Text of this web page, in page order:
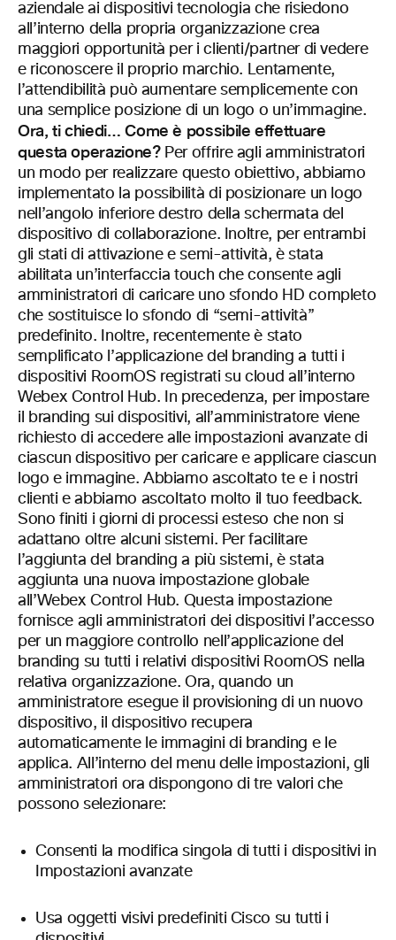
aziendale ai dispositivi tecnologia che risiedono
all’interno della propria organizzazione crea
maggiori opportunità per i clienti/partner di vedere
e riconoscere il proprio marchio. Lentamente,
l’attendibilità può aumentare semplicemente con
una semplice posizione di un logo o un’immagine.
Ora, ti chiedi… Come è possibile effettuare
questa operazione? Per offrire agli amministratori
un modo per realizzare questo obiettivo, abbiamo
implementato la possibilità di posizionare un logo
nell’angolo inferiore destro della schermata del
dispositivo di collaborazione. Inoltre, per entrambi
gli stati di attivazione e semi-attività, è stata
abilitata un’interfaccia touch che consente agli
amministratori di caricare uno sfondo HD completo
che sostituisce lo sfondo di “semi-attività”
predefinito. Inoltre, recentemente è stato
semplificato l’applicazione del branding a tutti i
dispositivi RoomOS registrati su cloud all’interno
Webex Control Hub. In precedenza, per impostare
il branding sui dispositivi, all’amministratore viene
richiesto di accedere alle impostazioni avanzate di
ciascun dispositivo per caricare e applicare ciascun
logo e immagine. Abbiamo ascoltato te e i nostri
clienti e abbiamo ascoltato molto il tuo feedback.
Sono finiti i giorni di processi esteso che non si
adattano oltre alcuni sistemi. Per facilitare
l’aggiunta del branding a più sistemi, è stata
aggiunta una nuova impostazione globale
all’Webex Control Hub. Questa impostazione
fornisce agli amministratori dei dispositivi l’accesso
per un maggiore controllo nell’applicazione del
branding su tutti i relativi dispositivi RoomOS nella
relativa organizzazione. Ora, quando un
amministratore esegue il provisioning di un nuovo
dispositivo, il dispositivo recupera
automaticamente le immagini di branding e le
applica. All’interno del menu delle impostazioni, gli
amministratori ora dispongono di tre valori che
possono selezionare:
Consenti la modifica singola di tutti i dispositivi in
Impostazioni avanzate
Usa oggetti visivi predefiniti Cisco su tutti i